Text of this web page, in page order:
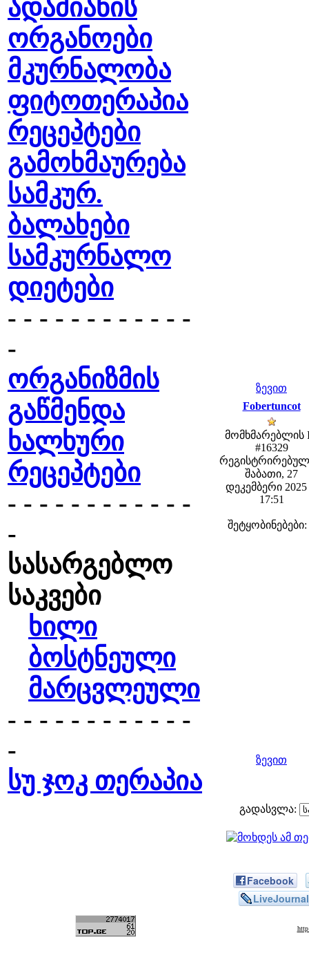
ადამიანის
ორგანოები
მკურნალობა
ფიტოთერაპია
რეცეპტები
გამოხმაურება
სამკურ.
ბალახები
სამკურნალო
დიეტები
- - - - - - - - - - - -
-
ორგანიზმის
გაწმენდა
ხალხური
რეცეპტები
- - - - - - - - - - - -
-
სასარგებლო
საკვები
ხილი
ბოსტნეული
მარცვლეული
- - - - - - - - - - - -
-
სუ ჯოკ თერაპია
ზევით
Fobertuncot
მომხმარებლის
#16329
შაბათი, 27
დეკემბერი 2025
17:51
შეტყობინებები:
ზევით
გადასვლა:
Facebook
LiveJournal